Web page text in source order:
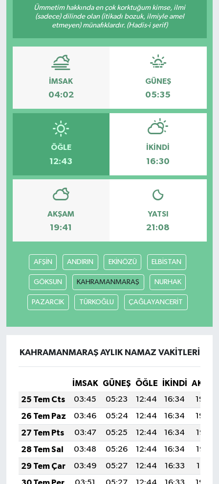
Ümmetim hakkında en çok korktuğum kimse, ilmi
(sadece) dilinde olan (itikadı bozuk, ilmiyle amel
etmeyen) münafıklardır. (Hadis-i şerif)
İMSAK
04:02
GÜNEŞ
05:35
ÖĞLE
12:43
İKINDI
16:30
AKŞAM
19:41
YATSI
21:08
AFŞİN ANDIRIN EKİNÖZÜ ELBİSTAN
GÖKSUN KAHRAMANMARAŞ NURHAK
PAZARCIK TÜRKOĞLU ÇAĞLAYANCERİT
KAHRAMANMARAŞ AYLIK NAMAZ VAKITLERI
İMSAK GÜNEŞ ÖĞLE İKINDI
25 Tem Cts
03:45 05:23 12:44 16:34
19:54
26 Tem Paz
03:46 05:24 12:44 16:34
19:54
27 Tem Pts
03:47 05:25 12:44 16:34
19:53
28 Tem Sal
03:48 05:26 12:44 16:34
19:52
29 Tem Çar
03:49 05:27 12:44 16:33
19:51
RESMİ İLANLAR